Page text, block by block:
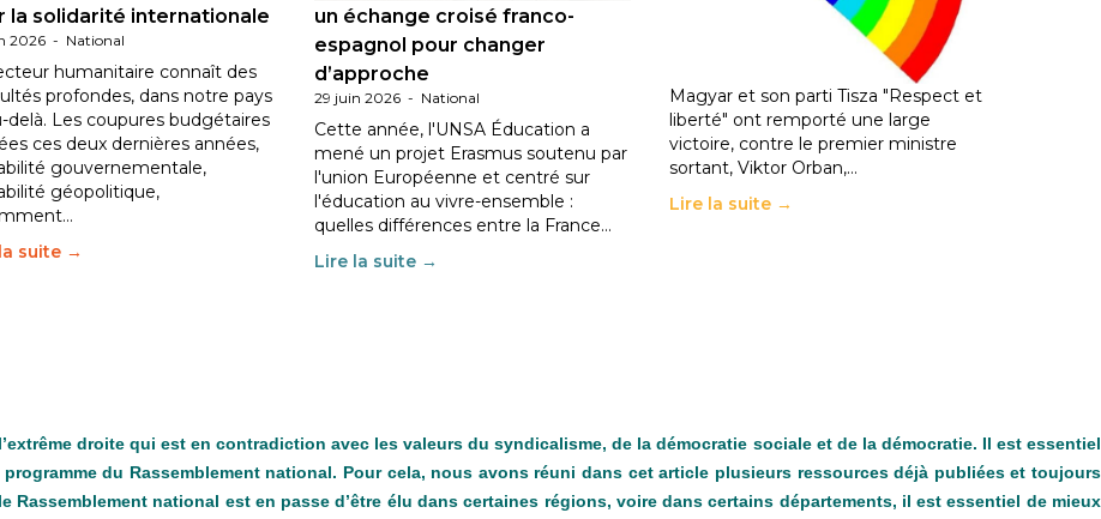
la solidarité internationale
2026 - National
humanitaire connaît des
profondes, dans notre pays
delà. Les coupures budgétaires
ces deux dernières années,
gouvernementale,
géopolitique,
suite →
un échange croisé franco-
espagnol pour changer
d’approche
29 juin 2026 - National
Cette année, l'UNSA Éducation a
mené un projet Erasmus soutenu par
l'union Européenne et centré sur
l'éducation au vivre-ensemble :
quelles différences entre la France…
Lire la suite →
les politiques éducatives, aussi !
En Hongrie, le conservateur Peter
Magyar et son parti Tisza "Respect et
liberté" ont remporté une large
victoire, contre le premier ministre
sortant, Viktor Orban,…
Lire la suite →
droite qui est en contradiction avec les valeurs du syndicalisme, de la démocratie sociale et de la démocratie. Il est essentiel
du Rassemblement national. Pour cela, nous avons réuni dans cet article plusieurs ressources déjà publiées et toujours
Rassemblement national est en passe d’être élu dans certaines régions, voire dans certains départements, il est essentiel de mieux